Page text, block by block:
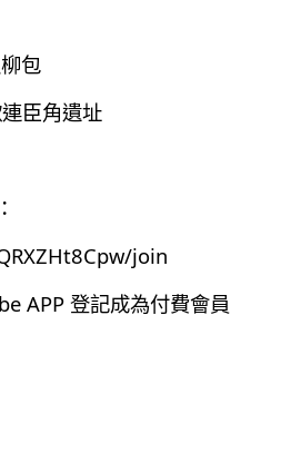
包
臣角遺址
join
APP 登記成為付費會員